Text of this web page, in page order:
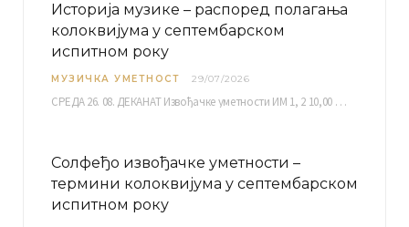
Историја музике – распоред полагања
колоквијума у септембарском
испитном року
МУЗИЧКА УМЕТНОСТ 29/07/2026
СРЕДА 26. 08. ДЕКАНАТ Извођачке уметности ИМ 1, 2 10,00 ИМ 3, 4 10,30 ИМ…
Солфеђо извођачке уметности –
термини колоквијума у септембарском
испитном року